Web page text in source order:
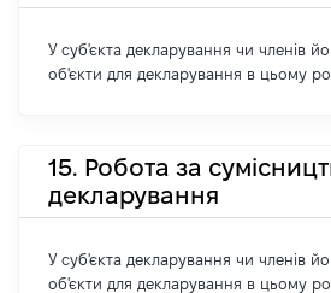
У суб'єкта декларування чи членів
об'єкти для декларування в цьому
15. Робота за
декларування
У суб'єкта декларування чи членів
об'єкти для декларування в цьому